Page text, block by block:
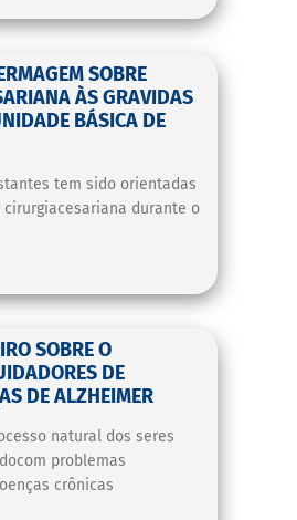
SOBRE
ÀS GRAVIDAS
BÁSICA DE
tem sido orientadas
durante o
SOBRE O
DE
DE ALZHEIMER
natural dos seres
problemas
crônicas